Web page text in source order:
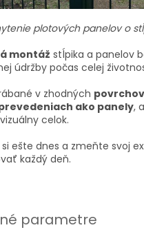
plotových panelov o
montáž stĺpika a panelov
údržby počas celej
v zhodných
ako panely,
celok.
si ešte dnes a zmeňte svoj
každý deň.
parametre